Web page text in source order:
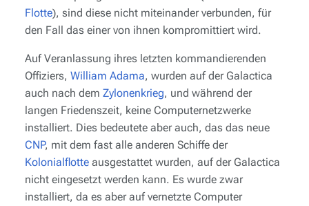
Flotte), sind diese nicht miteinander verbunden, für
den Fall das einer von ihnen kompromittiert wird.
Auf Veranlassung ihres letzten kommandierenden
Offiziers, William Adama, wurden auf der Galactica
auch nach dem Zylonenkrieg, und während der
langen Friedenszeit, keine Computernetzwerke
installiert. Dies bedeutete aber auch, das das neue
CNP, mit dem fast alle anderen Schiffe der
Kolonialflotte ausgestattet wurden, auf der Galactica
nicht eingesetzt werden kann. Es wurde zwar
installiert, da es aber auf vernetzte Computer